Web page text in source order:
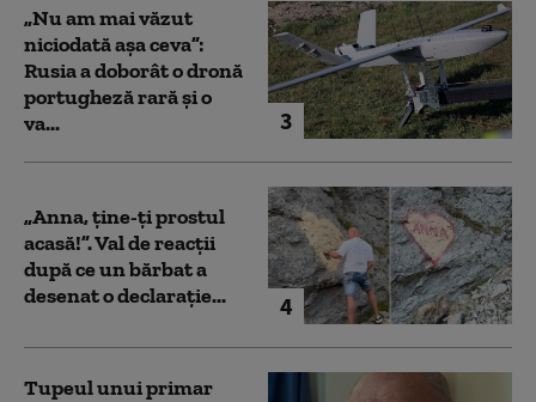
3
„Nu am mai văzut
niciodată așa ceva”:
Rusia a doborât o dronă
portugheză rară și o
va...
4
„Anna, ţine-ţi prostul
acasă!”. Val de reacții
după ce un bărbat a
desenat o declarație...
Tupeul unui primar